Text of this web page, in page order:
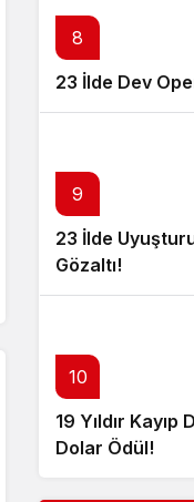
8
23 İlde Dev
9
23 İlde
Gözaltı!
10
19 Yıldır
Dolar Ödül!